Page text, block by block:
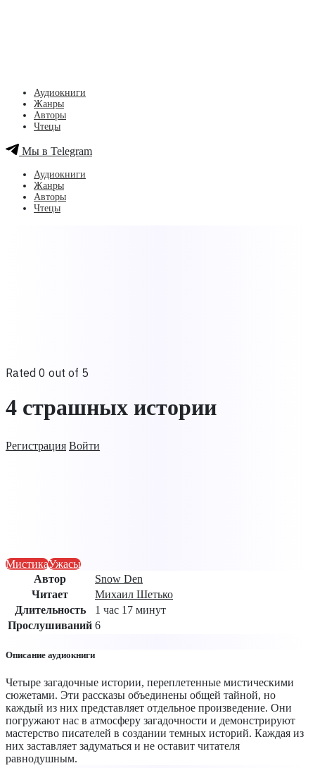
Регистрация Войти
Аудиокниги
Жанры
Авторы
Чтецы
Мы в Telegram
Аудиокниги
Жанры
Авторы
Чтецы
Rated 0 out of 5
4 страшных истории
МистикаУжасы
Автор
Snow Den
Читает
Михаил Шетько
Длительность
1 час 17 минут
Прослушиваний 6
Описание аудиокниги
Четыре загадочные истории, переплетенные мистическими
сюжетами. Эти рассказы объединены общей тайной, но
каждый из них представляет отдельное произведение. Они
погружают нас в атмосферу загадочности и демонстрируют
мастерство писателей в создании темных историй. Каждая из
них заставляет задуматься и не оставит читателя
равнодушным.